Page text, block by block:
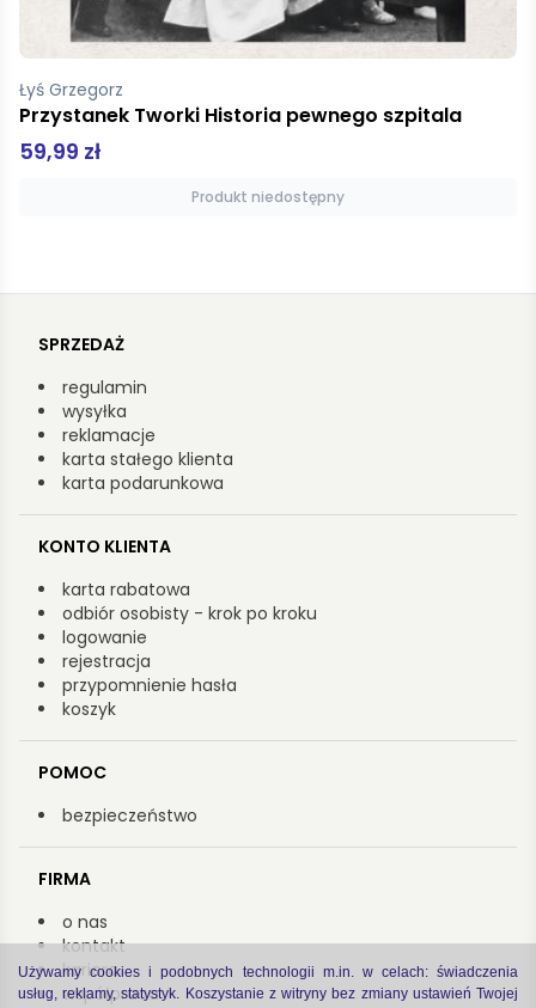
Używamy cookies i podobnych technologii m.in. w celach: świadczenia
usług, reklamy, statystyk. Koszystanie z witryny bez zmiany ustawień Twojej
Łyś Grzegorz
Przystanek Tworki Historia pewnego szpitala
59,99 zł
Produkt niedostępny
SPRZEDAŻ
regulamin
wysyłka
reklamacje
karta stałego klienta
karta podarunkowa
KONTO KLIENTA
karta rabatowa
odbiór osobisty - krok po kroku
logowanie
rejestracja
przypomnienie hasła
koszyk
POMOC
bezpieczeństwo
FIRMA
o nas
kontakt
kariera
współpraca